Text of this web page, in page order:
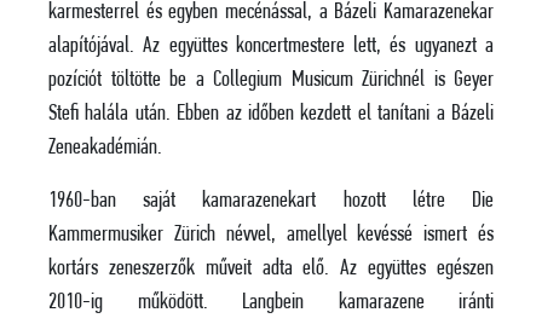
karmesterrel és egyben mecénással, a Bázeli Kamarazenekar
alapítójával. Az együttes koncertmestere lett, és ugyanezt a
pozíciót töltötte be a Collegium Musicum Zürichnél is Geyer
Stefi halála után. Ebben az időben kezdett el tanítani a Bázeli
Zeneakadémián.
1960-ban saját kamarazenekart hozott létre Die
Kammermusiker Zürich névvel, amellyel kevéssé ismert és
kortárs zeneszerzők műveit adta elő. Az együttes egészen
2010-ig működött. Langbein kamarazene iránti